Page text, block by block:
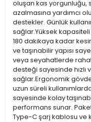
oluşan kas yorgunluğu,
azalmasına yardımcı
destekler. Günlük
sağlar.Yüksek
180 dakikaya kadar
ve taşınabilir yapısı
veya seyahatlerde
desteği sayesinde hızlı
sağlar.Ergonomik
uzun süreli
sayesinde kolay
performans sunar.
Type-C şarj kablosu ve